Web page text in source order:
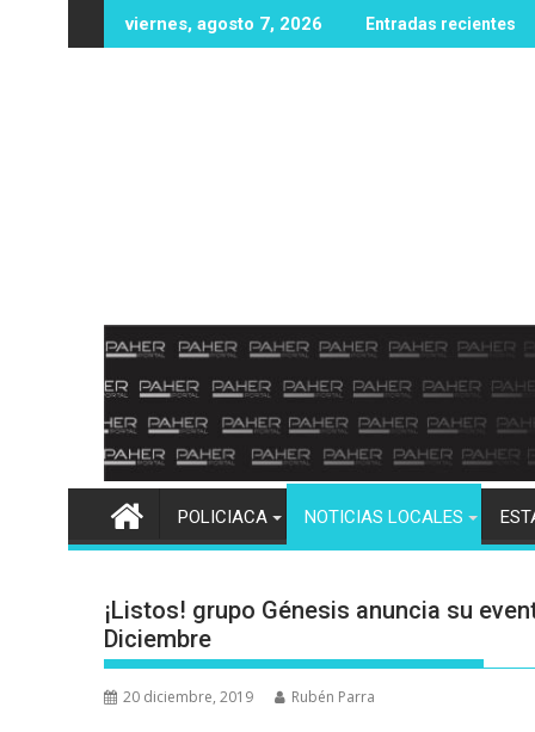
al
viernes, agosto 7, 2026 Entradas recientes
sin vida en zona rural de Mocorito; autoridades realizan las
Destacan buenos resultados del
POLICIACA NOTICIAS LOCALES
¡Listos! grupo Génesis anuncia su
Diciembre
20 diciembre, 2019 Rubén Parra